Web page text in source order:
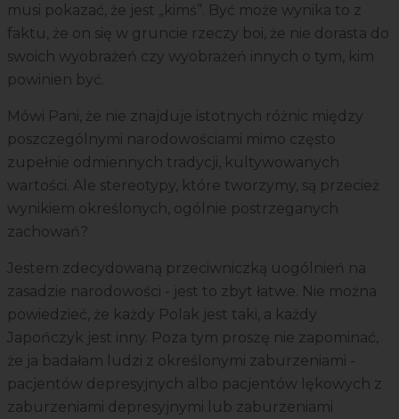
musi pokazać, że jest „kimś”. Być może wynika to z
faktu, że on się w gruncie rzeczy boi, że nie dorasta do
swoich wyobrażeń czy wyobrażeń innych o tym, kim
powinien być.
Mówi Pani, że nie znajduje istotnych różnic między
poszczególnymi narodowościami mimo często
zupełnie odmiennych tradycji, kultywowanych
wartości. Ale stereotypy, które tworzymy, są przecież
wynikiem określonych, ogólnie postrzeganych
zachowań?
Jestem zdecydowaną przeciwniczką uogólnień na
zasadzie narodowości - jest to zbyt łatwe. Nie można
powiedzieć, że każdy Polak jest taki, a każdy
Japończyk jest inny. Poza tym proszę nie zapominać,
że ja badałam ludzi z określonymi zaburzeniami -
pacjentów depresyjnych albo pacjentów lękowych z
zaburzeniami depresyjnymi lub zaburzeniami